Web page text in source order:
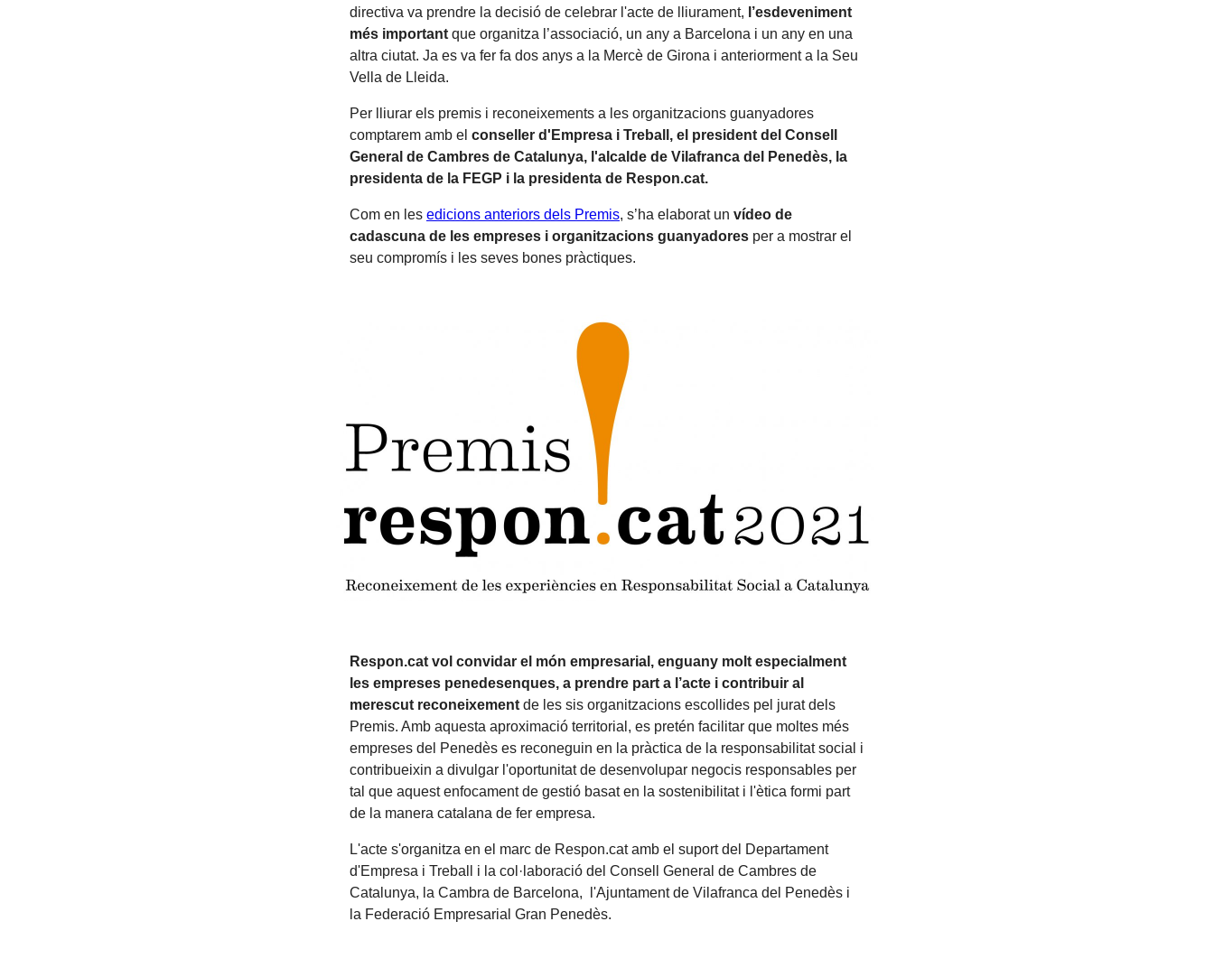
directiva va prendre la decisió de celebrar l'acte de lliurament, l’esdeveniment
més important que organitza l’associació, un any a Barcelona i un any en una
altra ciutat. Ja es va fer fa dos anys a la Mercè de Girona i anteriorment a la Seu
Vella de Lleida.
Per lliurar els premis i reconeixements a les organitzacions guanyadores
comptarem amb el conseller d'Empresa i Treball, el president del Consell
General de Cambres de Catalunya, l'alcalde de Vilafranca del Penedès, la
presidenta de la FEGP i la presidenta de Respon.cat.
Com en les edicions anteriors dels Premis, s’ha elaborat un vídeo de
cadascuna de les empreses i organitzacions guanyadores per a mostrar el
seu compromís i les seves bones pràctiques.
Respon.cat vol convidar el món empresarial, enguany molt especialment
les empreses penedesenques, a prendre part a l’acte i contribuir al
merescut reconeixement de les sis organitzacions escollides pel jurat dels
Premis. Amb aquesta aproximació territorial, es pretén facilitar que moltes més
empreses del Penedès es reconeguin en la pràctica de la responsabilitat social i
contribueixin a divulgar l'oportunitat de desenvolupar negocis responsables per
tal que aquest enfocament de gestió basat en la sostenibilitat i l'ètica formi part
de la manera catalana de fer empresa.
L'acte s'organitza en el marc de Respon.cat amb el suport del Departament
d'Empresa i Treball i la col·laboració del Consell General de Cambres de
Catalunya, la Cambra de Barcelona, l'Ajuntament de Vilafranca del Penedès i
la Federació Empresarial Gran Penedès.